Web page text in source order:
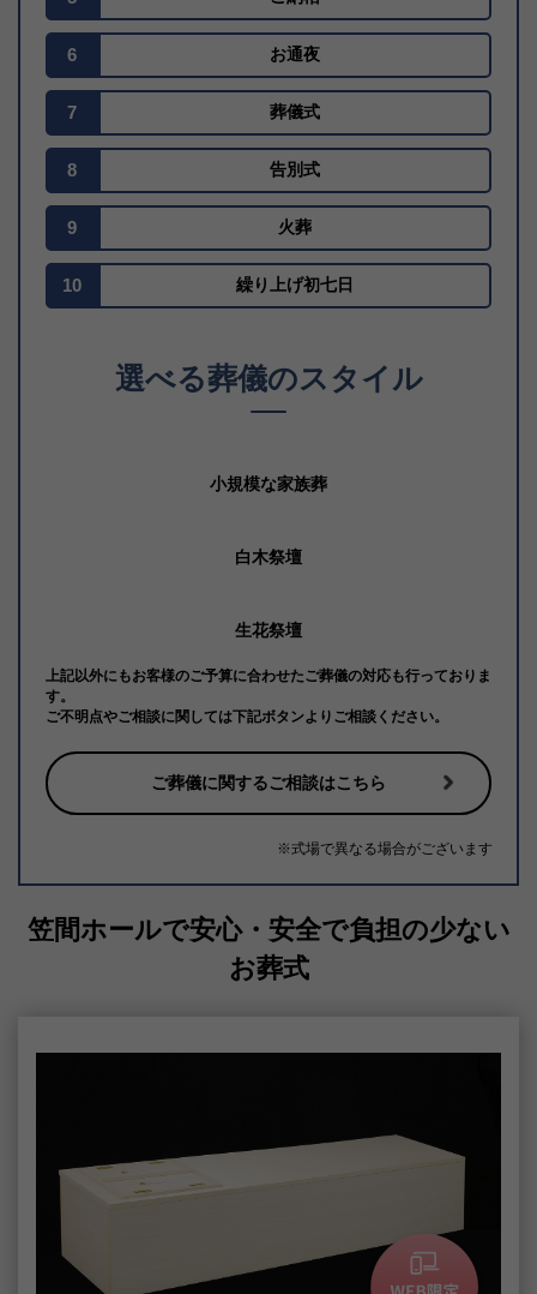
6 お通夜
7 葬儀式
8 告別式
9 火葬
10 繰り上げ初七日
選べる葬儀のスタイル
生花祭壇
ご不明点やご相談に関しては下記ボタンよりご相談ください。
※式場で異なる場合がございます
笠間ホールで安心・安全で負担の少ない